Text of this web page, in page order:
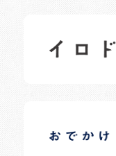
日常の様子など随時
日常の様子など随時